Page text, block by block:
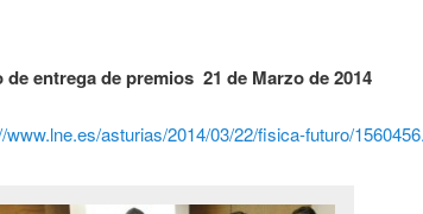
de entrega de premios 21 de Marzo de 2014
www.lne.es/asturias/2014/03/22/fisica-futuro/